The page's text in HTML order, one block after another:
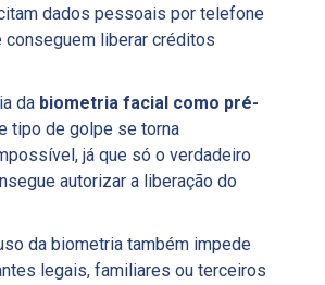
dados pessoais por telefone
conseguem liberar créditos
da biometria facial como pré-
tipo de golpe se torna
já que só o verdadeiro
autorizar a liberação do
da biometria também impede
legais, familiares ou terceiros